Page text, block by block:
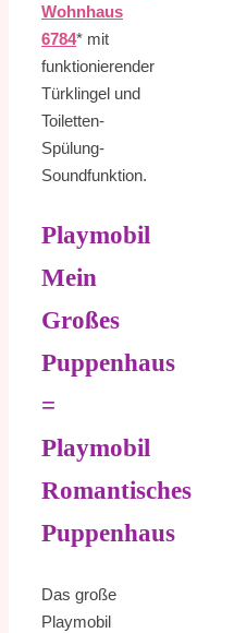
Wohnhaus
6784* mit
funktionierender
Türklingel und
Toiletten-
Spülung-
Soundfunktion.
Playmobil
Mein
Großes
Puppenhaus
=
Playmobil
Romantisches
Puppenhaus
Das große
Playmobil